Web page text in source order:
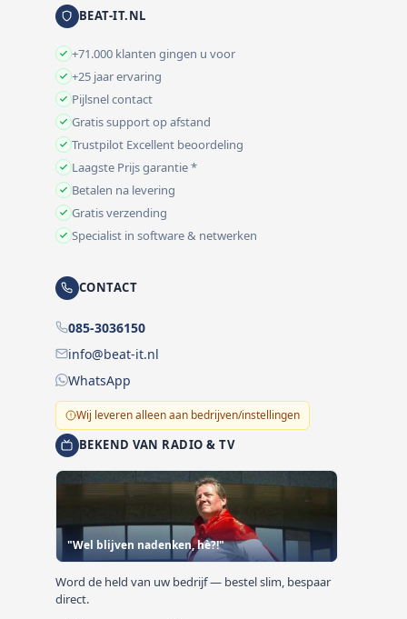
BEAT-IT.NL
+71.000 klanten gingen u voor
+25 jaar ervaring
Pijlsnel contact
Gratis support op afstand
Trustpilot Excellent beoordeling
Laagste Prijs garantie *
Betalen na levering
Gratis verzending
Specialist in software & netwerken
CONTACT
085-3036150
info@beat-it.nl
WhatsApp
Wij leveren alleen aan bedrijven/instellingen
BEKEND VAN RADIO & TV
"Wel blijven nadenken, hè?!"
Word de held van uw bedrijf — bestel slim, bespaar
direct.